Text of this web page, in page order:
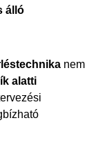
álló
nem
alatti